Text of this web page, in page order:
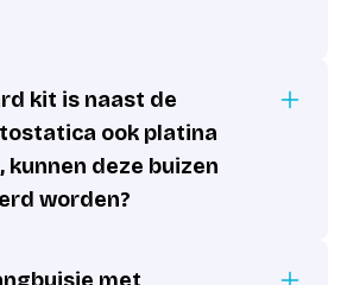
kit is naast de
ook platina
kunnen deze buizen
worden?